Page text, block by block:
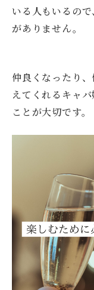
いる人もいるの
がありません。
仲良くなったり
えてくれるキャ
ことが大切です。